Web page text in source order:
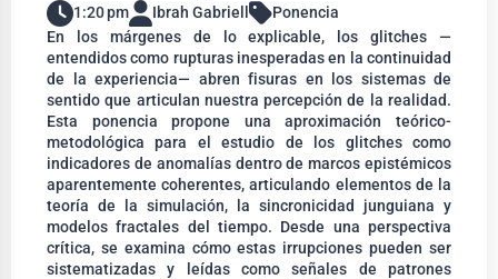
1:20 pm Ibrah Gabriell
Ponencia
En los márgenes de lo explicable, los glitches —
entendidos como rupturas inesperadas en la continuidad
de la experiencia— abren fisuras en los sistemas de
sentido que articulan nuestra percepción de la realidad.
Esta ponencia propone una aproximación teórico-
metodológica para el estudio de los glitches como
indicadores de anomalías dentro de marcos epistémicos
aparentemente coherentes, articulando elementos de la
teoría de la simulación, la sincronicidad junguiana y
modelos fractales del tiempo. Desde una perspectiva
crítica, se examina cómo estas irrupciones pueden ser
sistematizadas y leídas como señales de patrones